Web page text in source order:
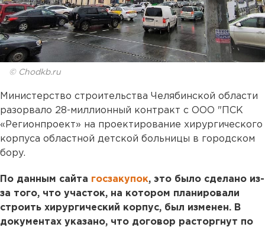
© Chodkb.ru
Министерство строительства Челябинской области
разорвало 28-миллионный контракт с ООО "ПСК
«Регионпроект» на проектирование хирургического
корпуса областной детской больницы в городском
бору.
По данным сайта госзакупок, это было сделано из-
за того, что участок, на котором планировали
строить хирургический корпус, был изменен. В
документах указано, что договор расторгнут по